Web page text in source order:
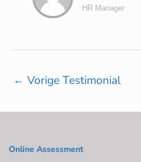
HR Manager
← Vorige Testimonial
Online Assessment